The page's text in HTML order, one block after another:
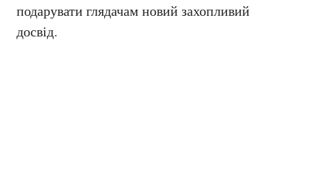
подарувати глядачам новий захопливий
досвід.